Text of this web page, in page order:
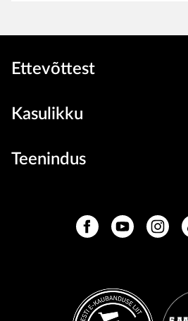
Ettevõttest
Kasulikku
Teenindus